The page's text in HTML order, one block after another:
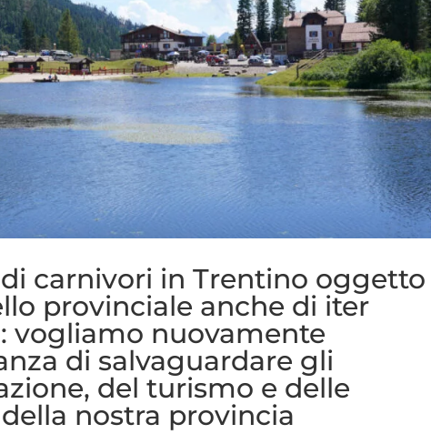
carnivori in Trentino oggetto
provinciale anche di iter
vogliamo nuovamente
di salvaguardare gli
del turismo e delle
nostra provincia